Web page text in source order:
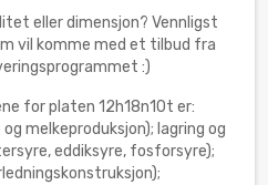
eller dimensjon? Vennligst
vil komme med et tilbud fra
:)
for platen 12h18n10t er:
melkeproduksjon); lagring og
eddiksyre, fosforsyre);